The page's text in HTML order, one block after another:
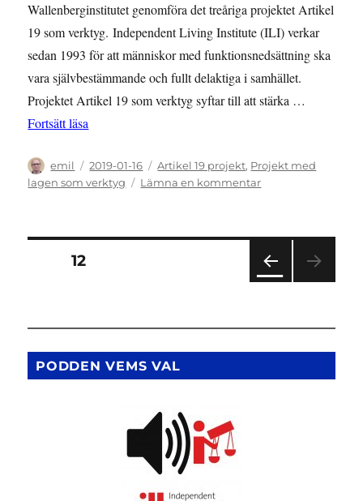
Wallenberginstitutet genomföra det treåriga projektet Artikel
19 som verktyg. Independent Living Institute (ILI) verkar
sedan 1993 för att människor med funktionsnedsättning ska
vara självbestämmande och fullt delaktiga i samhället.
Projektet Artikel 19 som verktyg syftar till att stärka …
Fortsätt läsa
Författare
emil
Publicerat
den
2019-01-16 Kategorier
Artikel 19 projekt, Projekt med
lagen som verktyg
Lämna en kommentartill
som
verktyg
Sidnumrering
inlägg
SIDA
SIDA12
PODDEN VEMS VAL